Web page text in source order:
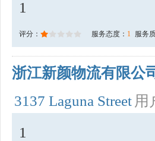
1
评分： 服务态度： 1 服务
浙江新颜物流有限公
3137 Laguna Street 用
1